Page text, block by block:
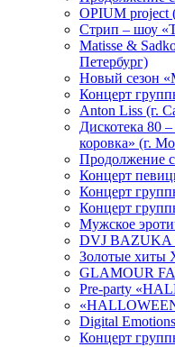
OPIUM project
Стрип – шоу
Matissе &
Петербург)
Новый сезон
Концерт
Anton Liss (г.
Дискотека 80
коровка» (г.
Продолжение
Концерт
Концерт
Концерт
Мужское
DVJ BAZUKA
Золотые хиты
GLAMOUR
Pre-party
Digital
Концерт